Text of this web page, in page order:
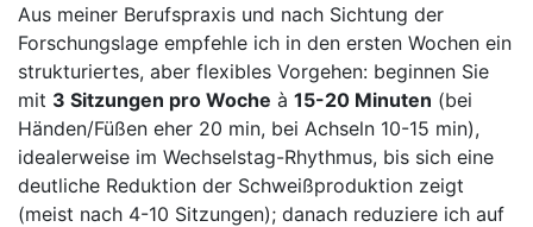
Aus meiner Berufspraxis ⁣und nach Sichtung⁣ der
Forschungslage empfehle ich in den ersten Wochen ein
⁢strukturiertes, ‌aber flexibles Vorgehen:⁣ beginnen Sie
⁤mit 3 Sitzungen pro Woche ‍à 15-20 Minuten (bei
Händen/Füßen ‌eher 20 min, bei Achseln ⁤10-15⁣ min),⁢
idealerweise im ⁢Wechselstag-Rhythmus,‌ bis sich eine
deutliche Reduktion der ‍Schweißproduktion zeigt
(meist ‍nach 4-10 Sitzungen); danach reduziere ich auf